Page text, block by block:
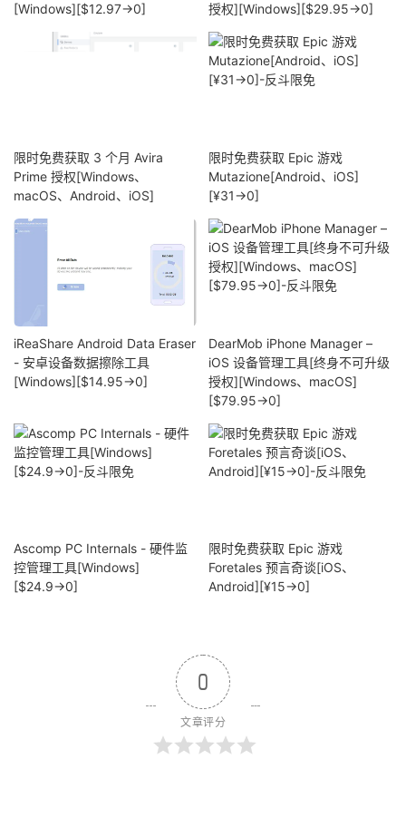
[Windows][$12.97→0]
授权][Windows][$29.95→0]
限时免费获取 3 个月 Avira
Prime 授权[Windows、
macOS、Android、iOS]
限时免费获取 Epic 游戏
Mutazione[Android、iOS]
[¥31→0]
iReaShare Android Data Eraser
- 安卓设备数据擦除工具
[Windows][$14.95→0]
DearMob iPhone Manager –
iOS 设备管理工具[终身不可升级
授权][Windows、macOS]
[$79.95→0]
Ascomp PC Internals - 硬件监
控管理工具[Windows]
[$24.9→0]
限时免费获取 Epic 游戏
Foretales 预言奇谈[iOS、
Android][¥15→0]
0
文章评分